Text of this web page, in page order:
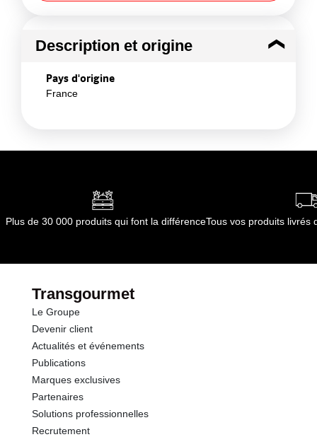
Description et origine
Pays d'origine
France
Plus de 30 000 produits qui font la différenceTous vos produits livrés
Transgourmet
Le Groupe
Devenir client
Actualités et événements
Publications
Marques exclusives
Partenaires
Solutions professionnelles
Recrutement